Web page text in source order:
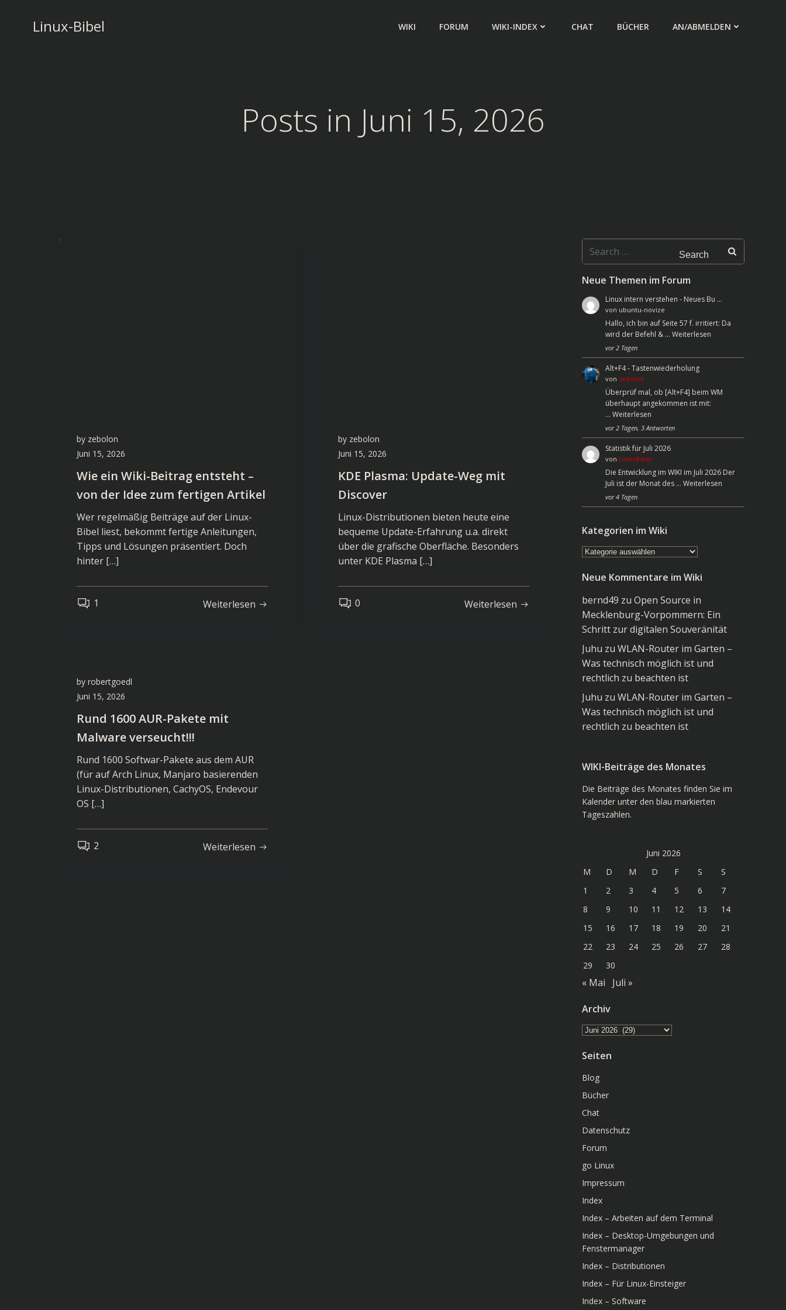
springenLinux-Bibel WIKI FORUM WIKI-INDEX CHAT BÜCHER AN/ABMELDEN
Posts in Juni 15, 2026
by zebolon
Juni 15, 2026
Wie ein Wiki-Beitrag entsteht –
von der Idee zum fertigen Artikel
Wer regelmäßig Beiträge auf der Linux-
Bibel liest, bekommt fertige Anleitungen,
Tipps und Lösungen präsentiert. Doch
hinter […]
1 Weiterlesen
by zebolon
Juni 15, 2026
KDE Plasma: Update-Weg mit
Discover
Linux-Distributionen bieten heute eine
bequeme Update-Erfahrung u.a. direkt
über die grafische Oberfläche. Besonders
unter KDE Plasma […]
0 Weiterlesen
by robertgoedl
Juni 15, 2026
Rund 1600 AUR-Pakete mit
Malware verseucht!!!
Rund 1600 Softwar-Pakete aus dem AUR
(für auf Arch Linux, Manjaro basierenden
Linux-Distributionen, CachyOS, Endevour
OS […]
2 Weiterlesen
Search
for:
Neue Themen im Forum
Linux intern verstehen - Neues Bu …
von ubuntu-novize
Hallo, ich bin auf Seite 57 f. irritiert: Da
wird der Befehl & … Weiterlesen
vor 2 Tagen
Alt+F4 - Tastenwiederholung
von zebolon
Überprüf mal, ob [Alt+F4] beim WM
überhaupt angekommen ist mit:
… Weiterlesen
vor 2 Tagen, 3 Antworten
Statistik für Juli 2026
von LinuxBiber
Die Entwicklung im WIKI im Juli 2026 Der
Juli ist der Monat des … Weiterlesen
vor 4 Tagen
Kategorien im Wiki
Kategorien
Wiki
Neue Kommentare im Wiki
bernd49 zu Open Source in
Mecklenburg-Vorpommern: Ein
Schritt zur digitalen Souveränität
Juhu zu WLAN-Router im Garten –
Was technisch möglich ist und
rechtlich zu beachten ist
Juhu zu WLAN-Router im Garten –
Was technisch möglich ist und
rechtlich zu beachten ist
WIKI-Beiträge des Monates
Die Beiträge des Monates finden Sie im
Kalender unter den blau markierten
Tageszahlen.
Juni 2026
M
D M D F S
S
1
2 3 4 5 6
7
8
9 10 11 12 13
14
15
16 17 18 19 20
21
22
23 24 25 26 27
28
29
30
« Mai Juli »
Archiv
Archiv
Seiten
Blog
Bücher
Chat
Datenschutz
Forum
go Linux
Impressum
Index
Index – Arbeiten auf dem Terminal
Index – Desktop-Umgebungen und
Fenstermanager
Index – Distributionen
Index – Für Linux-Einsteiger
Index – Software